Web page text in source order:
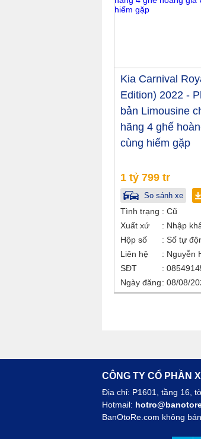
Kia Carnival
Edition) 2022 -
bản Limousine
hãng 4 ghế
cùng hiếm gặp
1 tỷ 799 tr
So sánh xe
Tình trạng
Cũ
Xuất xứ
Nhập
Hộp số
Số tự
Liên hệ
SĐT
Ngày đăng
08/08/
CÔNG TY CỔ PHẦN
Địa chỉ: P1601, tầng 16,
Hotmail:
BanOtoRe.com không